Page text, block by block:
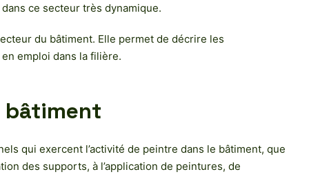
ce secteur très dynamique.
du bâtiment. Elle permet de décrire les
emploi dans la filière.
bâtiment
qui exercent l’activité de peintre dans le bâtiment, que
des supports, à l’application de peintures, de